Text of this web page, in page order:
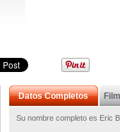
Datos Completos
Su nombre completo es Eric